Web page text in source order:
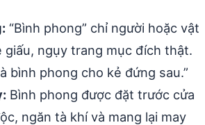
“Bình phong” chỉ người hoặc vật
giấu, ngụy trang mục đích thật.
bình phong cho kẻ đứng sau.”
Bình phong được đặt trước cửa
ngăn tà khí và mang lại may